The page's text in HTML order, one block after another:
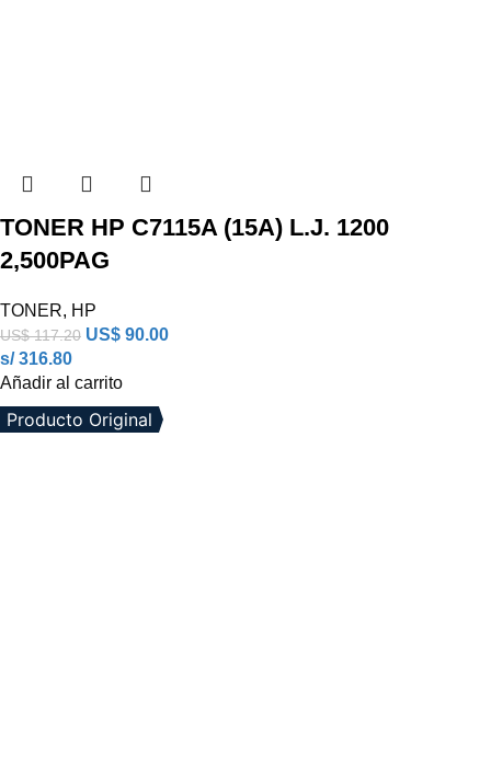
TONER HP C7115A (15A) L.J. 1200
2,500PAG
TONER, HP
US$117.20 US$ 90.00
s/ 316.80
Añadir al carrito
Producto Original